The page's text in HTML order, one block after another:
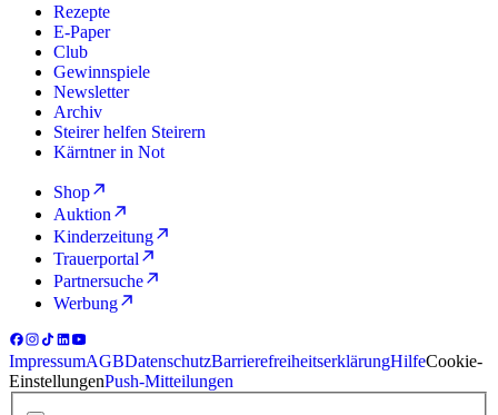
Rezepte
E-Paper
Club
Gewinnspiele
Newsletter
Archiv
Steirer helfen Steirern
Kärntner in Not
Shop
Auktion
Kinderzeitung
Trauerportal
Partnersuche
Werbung
ImpressumAGBDatenschutzBarrierefreiheitserklärungHilfeCookie-
EinstellungenPush-Mitteilungen